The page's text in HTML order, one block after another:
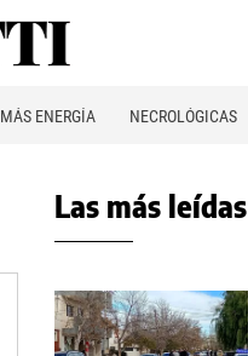
MÁS ENERGÍA NECROLÓGICAS
Las más leídas